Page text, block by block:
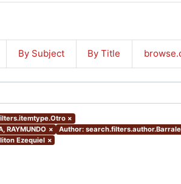
By Subject By Title
×
RAYMUNDO × Author:
Ezequiel ×